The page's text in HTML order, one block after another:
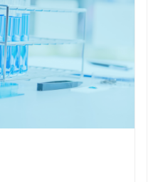
Oxygène Intérim/ BTT